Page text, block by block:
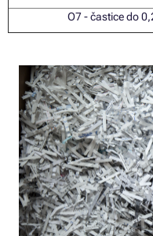
O7 - častice do